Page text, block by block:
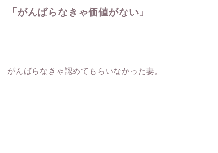
「がんばらなきゃ価値がない」
がんばらなきゃ認めてもらいなかった妻。